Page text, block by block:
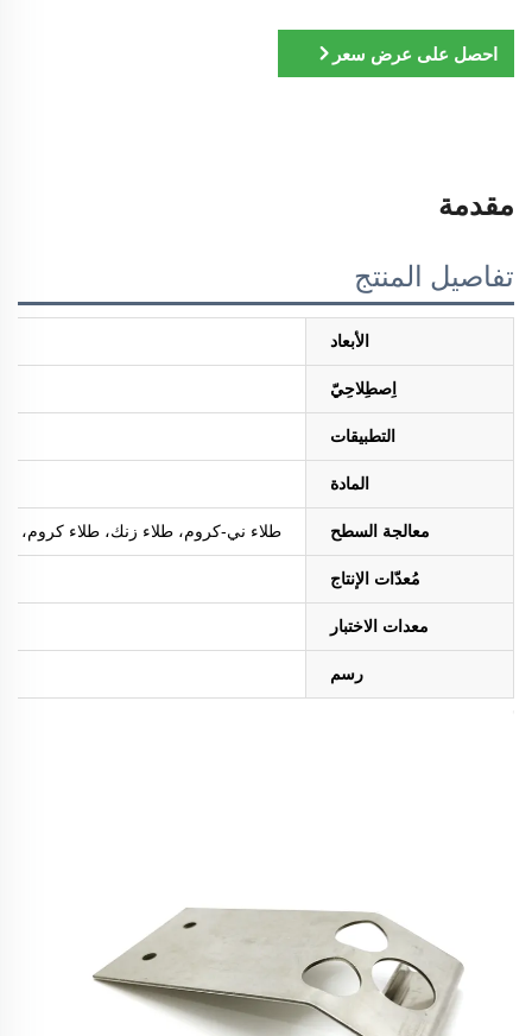
احصل على عرض سعر
مقدمة
تفاصيل المنتج
الأبعاد
اِصطِلاحِيّ
التطبيقات
المادة
معالجة السطح طلاء ني-كروم، طلاء زنك، طلاء كروم، طلاء
مُعدّات الإنتاج
معدات الاختبار
رسم